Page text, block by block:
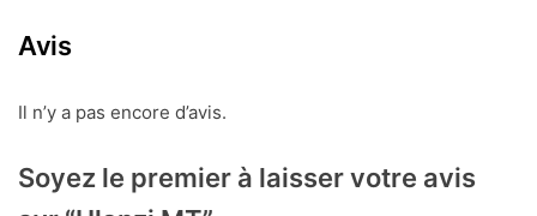
Avis
Il n’y a pas encore d’avis.
Soyez le premier à laisser votre avis